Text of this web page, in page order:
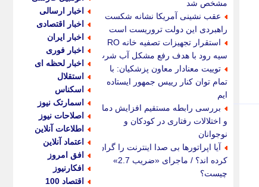
مشخص شد
عقب نشینی آمریکا نشانه شکست
راهبردی این دولت تروریست است
استقرار تجهیزات تصفیه خانه RO
سیه رود با هدف رفع مشکل آب شرب
توییت معنادار معاون پزشکیان: با
تمام توان کنار رییس جمهور ایستاده
ایم
بررسی رابطه مستقیم افزایش دما
و اختلالات رفتاری در کودکان و
نوجوانان
آیا اپراتورها بی صدا اینترنت را گران
کرده اند؟ / ماجرای «ضریب 2.7»
چیست؟
اخبار ارسالی
اخبار اقتصادی
اخبار ایران
اخبار فوری
اخبار لحظه ای
استقلال
اسکناس
اسمارتک نیوز
اصلاحات نیوز
اطلاعات آنلاین
اعتماد آنلاین
افق امروز
افکارنیوز
اقتصاد 100